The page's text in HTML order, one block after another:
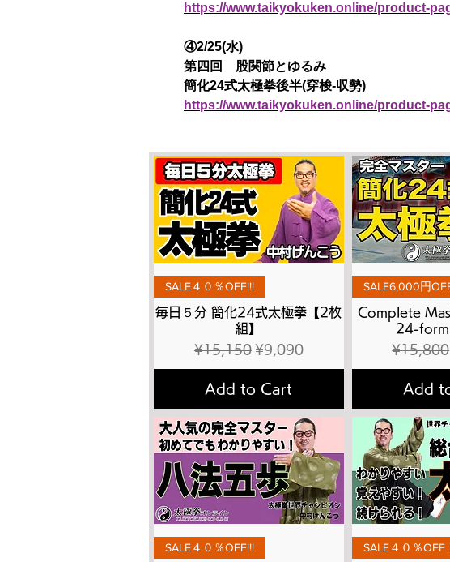
https://www.taikyokuken.online/product-
④2/25(水)
第四回 股関節とゆるみ
簡化24式太極拳後半(穿梭-収勢)
https://www.taikyokuken.online/product-
Quick View
SALE４０％OFF!!!
毎日５分 簡化24式太極拳【2枚
組】
Regular Price
¥15,150 Sale Price
¥9,090
Add to Cart
Quick
SALE6,000円
Complete
24-
Regular
¥15,800
Add
Quick View
SALE４０％OFF!!! Quick
SALE４０％OFF